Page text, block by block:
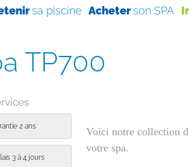
sa piscine Acheterson SPA
TP700
2 ans
3 à 4 jours
Voici notre collection
votre spa.